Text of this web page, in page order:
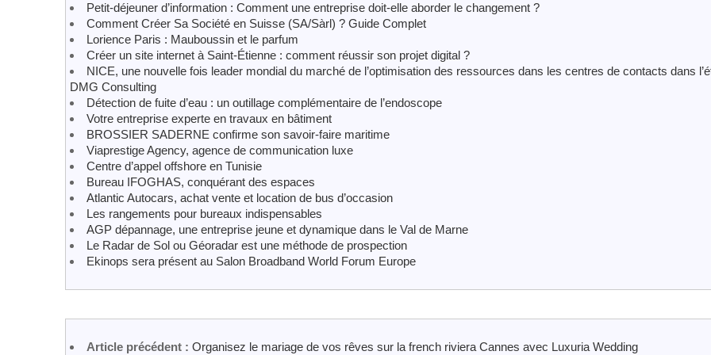
Petit-déjeuner d’information : Comment une entreprise doit-elle aborder le changement ?
Comment Créer Sa Société en Suisse (SA/Sàrl) ? Guide Complet
Lorience Paris : Mauboussin et le parfum
Créer un site internet à Saint-Étienne : comment réussir son projet digital ?
NICE, une nouvelle fois leader mondial du marché de l’optimisation des ressources dans les centres de contacts dans
DMG Consulting
Détection de fuite d’eau : un outillage complémentaire de l’endoscope
Votre entreprise experte en travaux en bâtiment
BROSSIER SADERNE confirme son savoir-faire maritime
Viaprestige Agency, agence de communication luxe
Centre d’appel offshore en Tunisie
Bureau IFOGHAS, conquérant des espaces
Atlantic Autocars, achat vente et location de bus d’occasion
Les rangements pour bureaux indispensables
AGP dépannage, une entreprise jeune et dynamique dans le Val de Marne
Le Radar de Sol ou Géoradar est une méthode de prospection
Ekinops sera présent au Salon Broadband World Forum Europe
Article précédent : Organisez le mariage de vos rêves sur la french riviera Cannes avec Luxuria Wedding